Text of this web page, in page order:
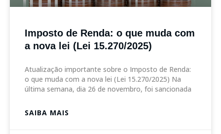
Imposto de Renda: o que muda com
a nova lei (Lei 15.270/2025)
Atualização importante sobre o Imposto de Renda:
o que muda com a nova lei (Lei 15.270/2025) Na
última semana, dia 26 de novembro, foi sancionada
SAIBA MAIS